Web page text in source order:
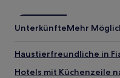
UnterkünfteMehr
Haustierfreundliche in
Hotels mit Küchenzeile